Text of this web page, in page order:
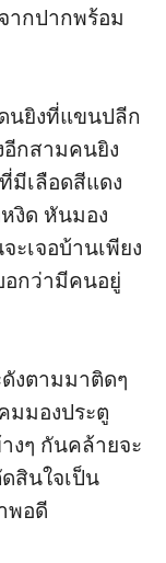
ากปากพร้อม
นยิงที่แขนปลีก
อีกสามคนยิง
มีเลือดสีแดง
งิด หันมอง
ะเจอบ้านเพียง
อกว่ามีคนอยู่
งตามมาติดๆ
มมองประตู
งๆ กันคล้ายจะ
สินใจเป็น
พอดี